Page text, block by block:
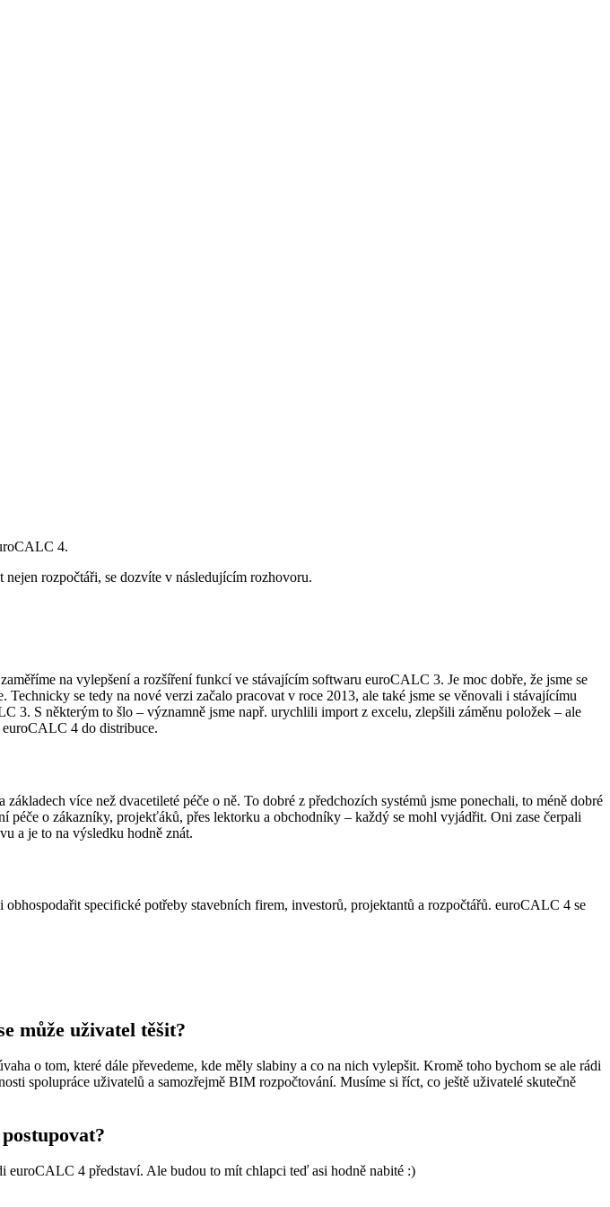
4.
rozpočtáři, se dozvíte v následujícím rozhovoru.
na vylepšení a rozšíření funkcí ve stávajícím softwaru euroCALC 3. Je moc dobře, že jsme se
se tedy na nové verzi začalo pracovat v roce 2013, ale také jsme se věnovali i stávajícímu
S některým to šlo – významně jsme např. urychlili import z excelu, zlepšili záměnu položek – ale
euroCALC 4 do distribuce.
více než dvacetileté péče o ně. To dobré z předchozích systémů jsme ponechali, to méně dobré
o zákazníky, projekťáků, přes lektorku a obchodníky – každý se mohl vyjádřit. Oni zase čerpali
a je to na výsledku hodně znát.
specifické potřeby stavebních firem, investorů, projektantů a rozpočtářů. euroCALC 4 se
může uživatel těšit?
o tom, které dále převedeme, kde měly slabiny a co na nich vylepšit. Kromě toho bychom se ale rádi
spolupráce uživatelů a samozřejmě BIM rozpočtování. Musíme si říct, co ještě uživatelé skutečně
euroCALC 4 představí. Ale budou to mít chlapci teď asi hodně nabité :)